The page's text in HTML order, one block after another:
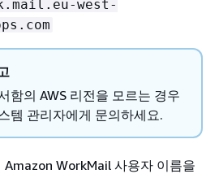
west-
함의 AWS 리전을 모르는 경우
템 관리자에게 문의하세요.
Amazon WorkMail 사용자 이름을